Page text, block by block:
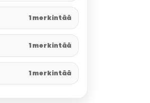
1 merkintää
1 merkintää
1 merkintää